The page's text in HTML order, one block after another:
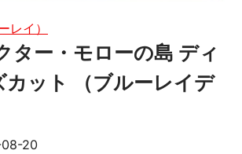
レイ）
ター・モローの島 ディ
カット （ブルーレイデ
20